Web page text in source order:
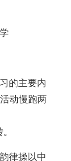
的主要内
动慢跑两
律操以中